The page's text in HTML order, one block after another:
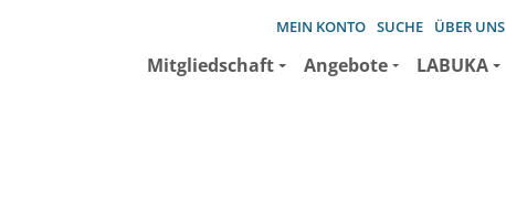
MEIN KONTO SUCHE ÜBER UNS
Mitgliedschaft Angebote LABUKA